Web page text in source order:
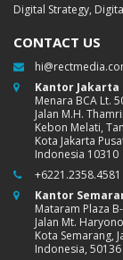
Digital Strategy,
CONTACT US
Kantor Jakarta
Menara BCA Lt.
Jalan M.H.
Kebon Melati,
Kota Jakarta
Indonesia 10310
+6221.2358.4581
Kantor
Mataram Plaza
Jalan Mt.
Kota Semarang,
Indonesia, 50136